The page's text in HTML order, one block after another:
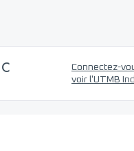
Connectez-
voir l'UTMB